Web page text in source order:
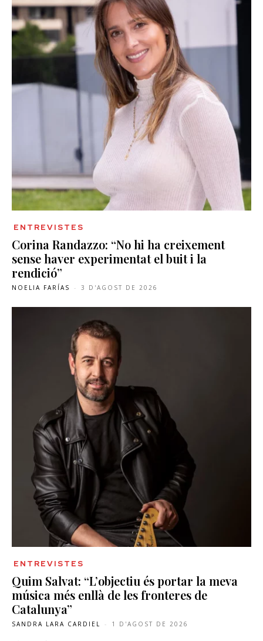
ENTREVISTES
Corina Randazzo: “No hi ha creixement
sense haver experimentat el buit i la
rendició”
NOELIA FARÍAS - 3 D'AGOST DE 2026
ENTREVISTES
Quim Salvat: “L’objectiu és portar la meva
música més enllà de les fronteres de
Catalunya”
SANDRA LARA CARDIEL - 1 D'AGOST DE 2026